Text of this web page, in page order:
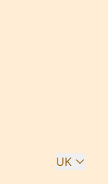
UK